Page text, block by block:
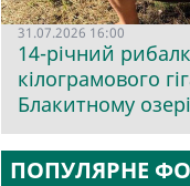
31.07.2026 16:00
14-річний
кілограмового
Блакитному
ПОПУЛЯРНЕ